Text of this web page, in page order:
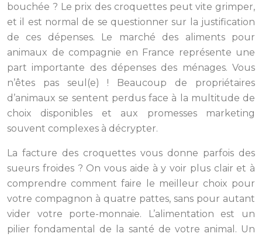
bouchée ? Le prix des croquettes peut vite grimper,
et il est normal de se questionner sur la justification
de ces dépenses. Le marché des aliments pour
animaux de compagnie en France représente une
part importante des dépenses des ménages. Vous
n’êtes pas seul(e) ! Beaucoup de propriétaires
d’animaux se sentent perdus face à la multitude de
choix disponibles et aux promesses marketing
souvent complexes à décrypter.
La facture des croquettes vous donne parfois des
sueurs froides ? On vous aide à y voir plus clair et à
comprendre comment faire le meilleur choix pour
votre compagnon à quatre pattes, sans pour autant
vider votre porte-monnaie. L’alimentation est un
pilier fondamental de la santé de votre animal. Un